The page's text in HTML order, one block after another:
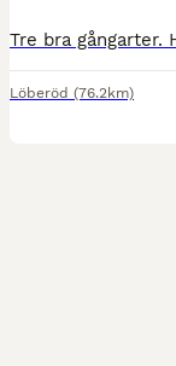
Löberöd (76.2km)